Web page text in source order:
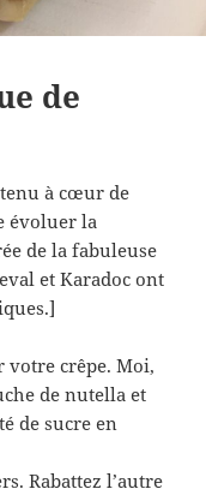
de
tenu à cœur de
évoluer la
de la fabuleuse
et Karadoc ont
votre crêpe. Moi,
de nutella et
de sucre en
Rabattez l’autre